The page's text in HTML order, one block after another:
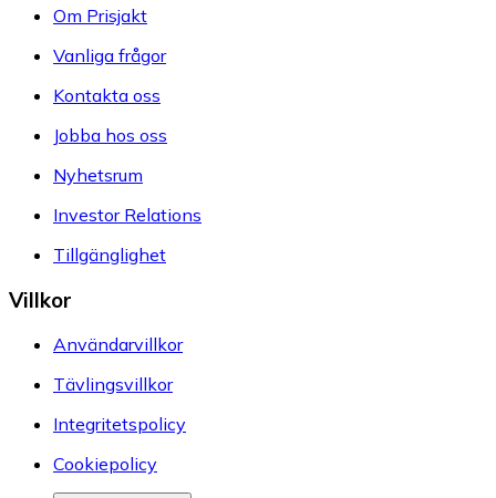
Om Prisjakt
Vanliga frågor
Kontakta oss
Jobba hos oss
Nyhetsrum
Investor Relations
Tillgänglighet
Villkor
Användarvillkor
Tävlingsvillkor
Integritetspolicy
Cookiepolicy